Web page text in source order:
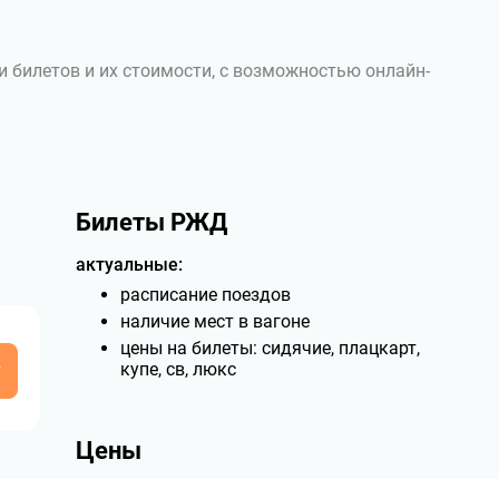
билетов и их стоимости, с возможностью онлайн-
Билеты РЖД
актуальные:
расписание поездов
наличие мест в вагоне
цены на билеты: сидячие, плацкарт,
купе, св, люкс
Цены